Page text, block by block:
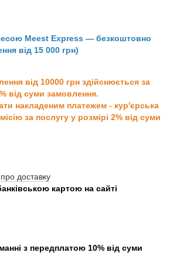
Meest Express — безкоштовно
від 15 000 грн)
від 10000 грн здійснюється за
від суми замовлення.
накладеним платежем - кур'єрська
за послугу у розмірі 2% від суми
доставку
картою на сайті
з передплатою 10% від суми